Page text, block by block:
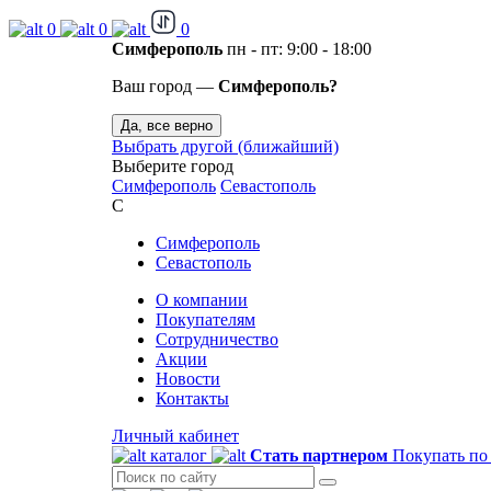
0 0
0
Симферополь пн - пт: 9:00 - 18:00
Ваш город — Симферополь?
Да, все верно
Выбрать другой (ближайший)
Выберите город
Симферополь Севастополь
С
Симферополь
Севастополь
О компании
Покупателям
Сотрудничество
Акции
Новости
Контакты
Личный кабинет
каталог
Стать партнером Покупать